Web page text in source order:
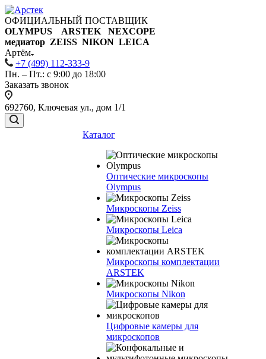
ОФИЦИАЛЬНЫЙ ПОСТАВЩИК
OLYMPUS ARSTEK NEXCOPE
медиатор ZEISS NIKON LEICA
Артём
+7 (499) 112-333-9
Пн. – Пт.: с 9:00 до 18:00
Заказать звонок
692760, Ключевая ул., дом 1/1
Каталог
Оптические микроскопы
Olympus
Микроскопы Zeiss
Микроскопы Leica
Микроскопы комплектации
ARSTEK
Микроскопы Nikon
Цифровые камеры для
микроскопов